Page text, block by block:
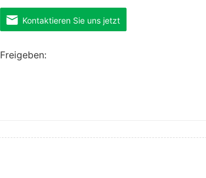
Diese wasserdichten Industriehandschuhe
Wärme und Geschicklichkeit in einem
Kontaktieren Sie uns jetzt
Freigeben: